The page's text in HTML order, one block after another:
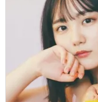
カテゴリーから探す
S Cawaii! ME